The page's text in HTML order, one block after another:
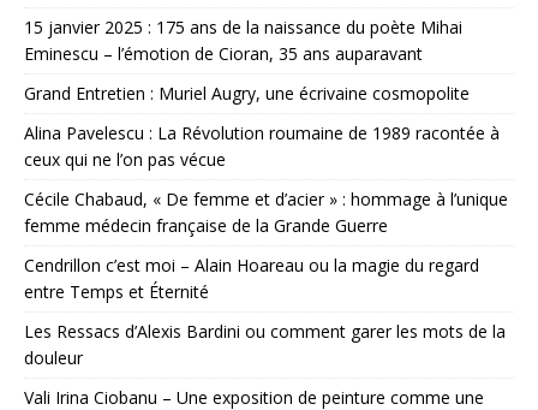
15 janvier 2025 : 175 ans de la naissance du poète Mihai
Eminescu – l’émotion de Cioran, 35 ans auparavant
Grand Entretien : Muriel Augry, une écrivaine cosmopolite
Alina Pavelescu : La Révolution roumaine de 1989 racontée à
ceux qui ne l’on pas vécue
Cécile Chabaud, « De femme et d’acier » : hommage à l’unique
femme médecin française de la Grande Guerre
Cendrillon c’est moi – Alain Hoareau ou la magie du regard
entre Temps et Éternité
Les Ressacs d’Alexis Bardini ou comment garer les mots de la
douleur
Vali Irina Ciobanu – Une exposition de peinture comme une